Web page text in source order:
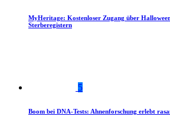
MyHeritage: Kostenloser Zugang über
Sterberegistern
5
Boom bei DNA-Tests: Ahnenforschung erlebt